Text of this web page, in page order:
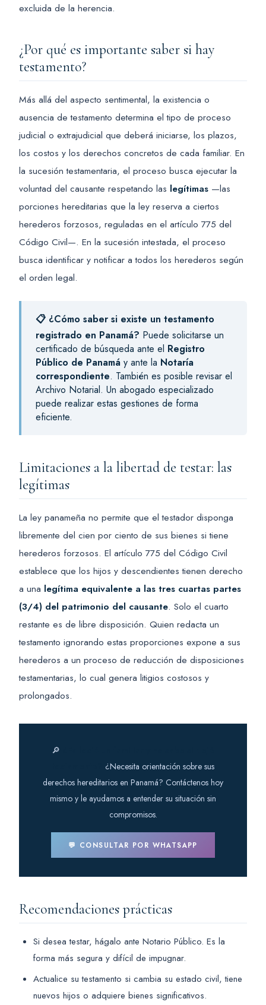
excluida de la herencia.
¿Por qué es importante saber si hay
testamento?
Más allá del aspecto sentimental, la existencia o
ausencia de testamento determina el tipo de proceso
judicial o extrajudicial que deberá iniciarse, los plazos,
los costos y los derechos concretos de cada familiar. En
la sucesión testamentaria, el proceso busca ejecutar la
voluntad del causante respetando las legítimas —las
porciones hereditarias que la ley reserva a ciertos
herederos forzosos, reguladas en el artículo 775 del
Código Civil—. En la sucesión intestada, el proceso
busca identificar y notificar a todos los herederos según
el orden legal.
📋 ¿Cómo saber si existe un testamento
registrado en Panamá? Puede solicitarse un
certificado de búsqueda ante el Registro
Público de Panamá y ante la Notaría
correspondiente. También es posible revisar el
Archivo Notarial. Un abogado especializado
puede realizar estas gestiones de forma
eficiente.
Limitaciones a la libertad de testar: las
legítimas
La ley panameña no permite que el testador disponga
libremente del cien por ciento de sus bienes si tiene
herederos forzosos. El artículo 775 del Código Civil
establece que los hijos y descendientes tienen derecho
a una legítima equivalente a las tres cuartas partes
(3/4) del patrimonio del causante. Solo el cuarto
restante es de libre disposición. Quien redacta un
testamento ignorando estas proporciones expone a sus
herederos a un proceso de reducción de disposiciones
testamentarias, lo cual genera litigios costosos y
prolongados.
🔎
¿Necesita orientación sobre sus
derechos hereditarios en Panamá? Contáctenos hoy
mismo y le ayudamos a entender su situación sin
compromisos.
💬 CONSULTAR POR WHATSAPP
Recomendaciones prácticas
Si desea testar, hágalo ante Notario Público. Es la
forma más segura y difícil de impugnar.
Actualice su testamento si cambia su estado civil, tiene
nuevos hijos o adquiere bienes significativos.